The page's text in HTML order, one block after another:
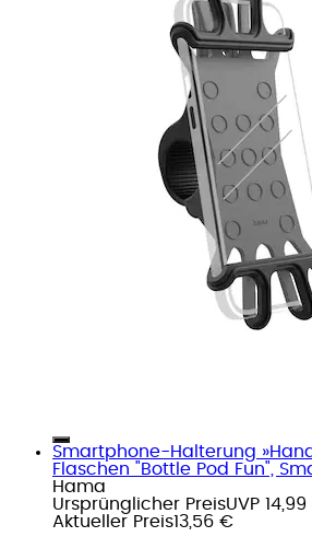
Smartphone-Halterung
Flaschen "Bottle Pod Fun",
Hama
Ursprünglicher PreisUVP
Aktueller Preis13,56 €